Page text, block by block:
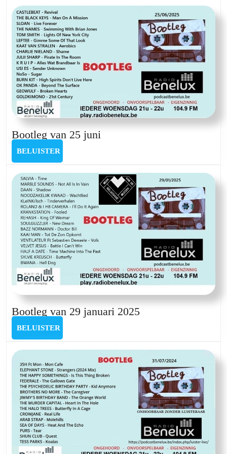
juli
2024
Bootleg van 25 juni
juni
BELUISTER
Bootleg van 29 januari 2025Bootleg
januari
2025
BELUISTER